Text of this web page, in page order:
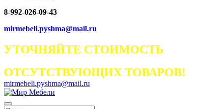
8-992-026-09-43
mirmebeli.pyshma@mail.ru
УТОЧНЯЙТЕ СТОИМОСТЬ
ОТСУТСТВУЮЩИХ ТОВАРОВ!
mirmebeli.pyshma@mail.ru